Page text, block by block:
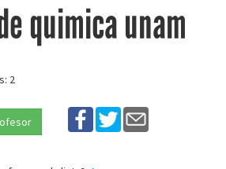
quimica unam
2